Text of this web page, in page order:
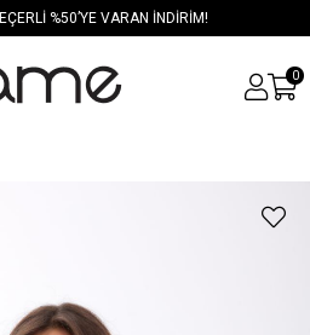
%50’YE VARAN İNDİRİM!
0